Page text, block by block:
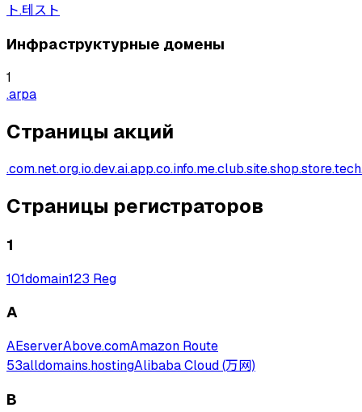
ト.테スト
Инфраструктурные домены
1
.arpa
Страницы акций
.com.net.org.io.dev.ai.app.co.info.me.club.site.shop.store.tech.
Страницы регистраторов
1
101domain123 Reg
A
AEserverAbove.comAmazon Route
53alldomains.hostingAlibaba Cloud (万网)
B